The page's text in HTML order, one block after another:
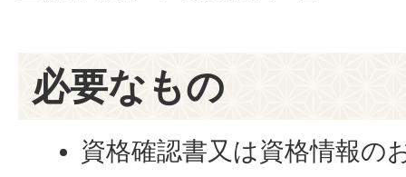
必要なもの
資格確認書又は資格情報の